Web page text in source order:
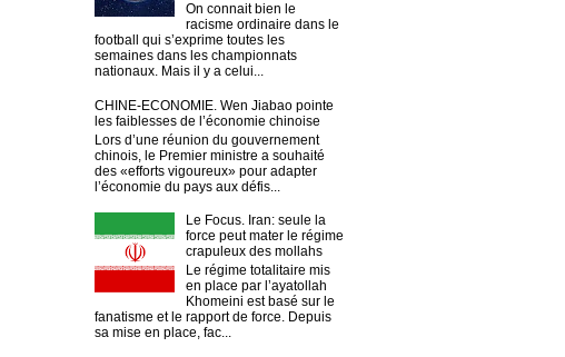
On connait bien le
racisme ordinaire dans le
football qui s’exprime toutes les
semaines dans les championnats
nationaux. Mais il y a celui...
CHINE-ECONOMIE. Wen Jiabao pointe
les faiblesses de l’économie chinoise
Lors d’une réunion du gouvernement
chinois, le Premier ministre a souhaité
des «efforts vigoureux» pour adapter
l’économie du pays aux défis...
Le Focus. Iran: seule la
force peut mater le régime
crapuleux des mollahs
Le régime totalitaire mis
en place par l’ayatollah
Khomeini est basé sur le
fanatisme et le rapport de force. Depuis
sa mise en place, fac...